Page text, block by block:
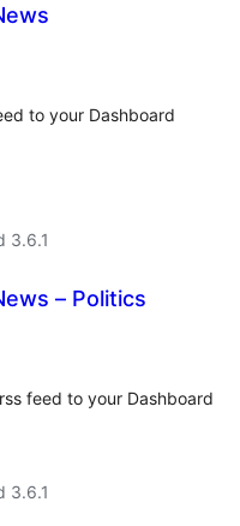
to your Dashboard
3.6.1
– Politics
feed to your Dashboard
3.6.1